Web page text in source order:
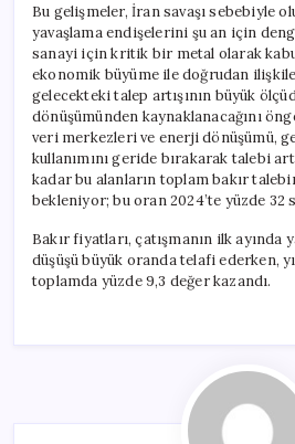
Bu gelişmeler, İran savaşı sebebiyle
yavaşlama endişelerini şu an için
sanayi için kritik bir metal olarak
ekonomik büyüme ile doğrudan
gelecekteki talep artışının büyük
dönüşümünden kaynaklanacağını
veri merkezleri ve enerji dönüşümü,
kullanımını geride bırakarak talebi
kadar bu alanların toplam bakır
bekleniyor; bu oran 2024’te yüzde 32
Bakır fiyatları, çatışmanın ilk ayında
düşüşü büyük oranda telafi ederken,
toplamda yüzde 9,3 değer kazandı.